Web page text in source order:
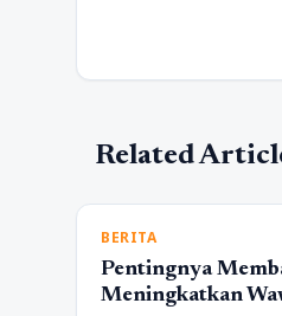
Related
BERITA
Pentingnya
Meningkatkan